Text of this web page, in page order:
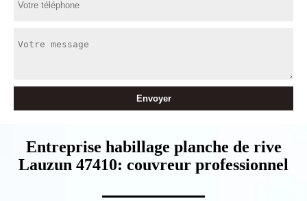
Entreprise habillage planche de rive
Lauzun 47410: couvreur professionnel